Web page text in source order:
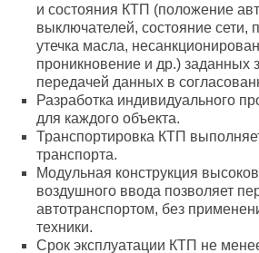
и состояния КТП (положение
выключателей, состояние сети,
утечка масла,
проникновение и др.) заданных
передачей данных в
Разработка индивидуального
для каждого объекта.
Транспортировка КТП
транспорта.
Модульная конструкция
воздушного ввода позволяет
автотранспортом, без
техники.
Срок эксплуатации КТП не